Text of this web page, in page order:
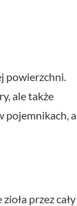
powierzchni.
ale także
pojemnikach, a
przez cały